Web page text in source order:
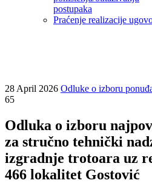
postupaka
Praćenje realizacije
28 April 2026 Odluke o izboru
65
Odluka o izboru
za stručno tehnički
izgradnje trotoara uz
466 lokalitet Gostović